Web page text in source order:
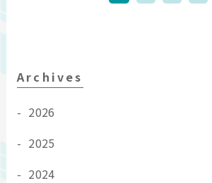
Archives
2026
2025
2024